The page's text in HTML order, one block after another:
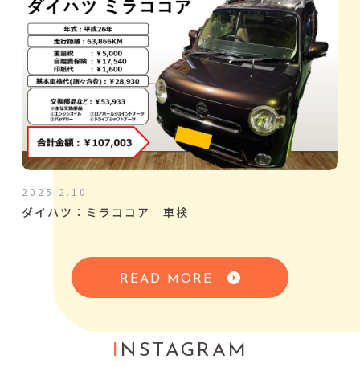
2025.2.10
ダイハツ：ミラココア 車検
READ MORE
NSTAGRAM